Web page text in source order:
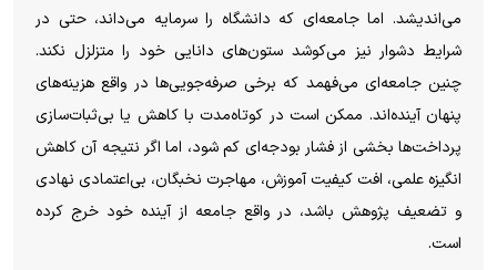
می‌اندیشد. اما جامعه‌ای که دانشگاه را سرمایه می‌داند، حتی در
شرایط دشوار نیز می‌کوشد ستون‌های دانایی خود را متزلزل نکند.
چنین جامعه‌ای می‌فهمد که برخی صرفه‌جویی‌ها در واقع هزینه‌های
پنهان آینده‌اند. ممکن است در کوتاه‌مدت با کاهش یا بی‌ثبات‌سازی
پرداخت‌ها بخشی از فشار بودجه‌ای کم شود، اما اگر نتیجه آن کاهش
انگیزه علمی، افت کیفیت آموزش، مهاجرت نخبگان، بی‌اعتمادی نهادی
و تضعیف پژوهش باشد، در واقع جامعه از آینده خود خرج کرده
است.